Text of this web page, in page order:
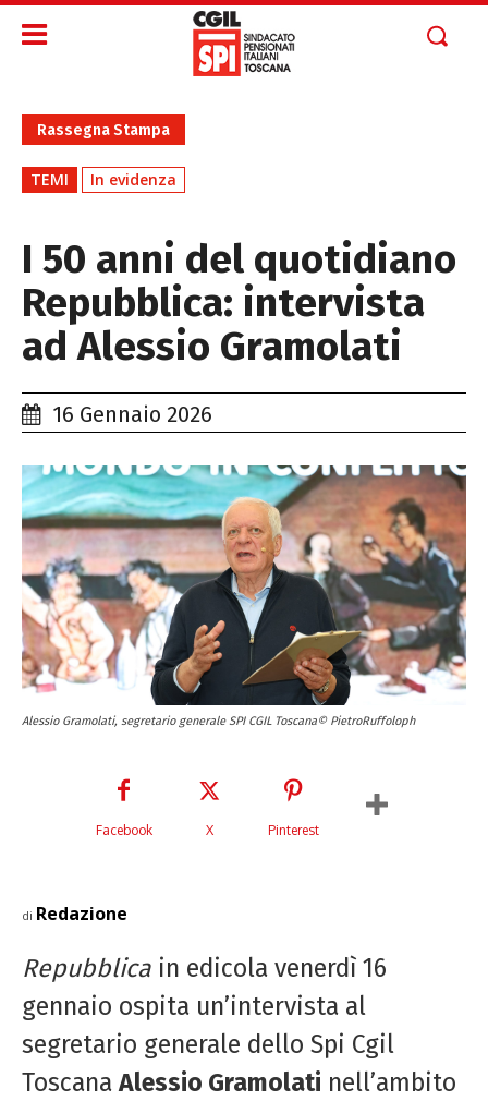
Rassegna Stampa
TEMI In evidenza
I 50 anni del quotidiano
Repubblica: intervista
ad Alessio Gramolati
16 Gennaio 2026
Alessio Gramolati, segretario generale SPI CGIL Toscana© PietroRuffoloph
Facebook X Pinterest
di Redazione
Repubblica in edicola venerdì 16
gennaio ospita un’intervista al
segretario generale dello Spi Cgil
Toscana Alessio Gramolati nell’ambito